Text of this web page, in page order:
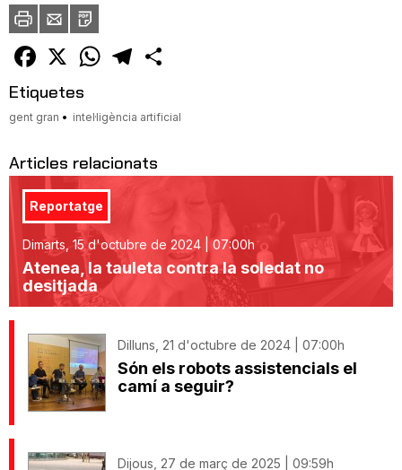
ImprimirEnvia
un
amic
PDF
Facebook
X WhatsAppTelegram
Etiquetes
gent gran intel·ligència artificial
Articles relacionats
Reportatge
Dimarts, 15 d'octubre de 2024 | 07:00h
Atenea, la tauleta contra la soledat no
desitjada
Dilluns, 21 d'octubre de 2024 | 07:00h
Són els robots assistencials el
camí a seguir?
Dijous, 27 de març de 2025 | 09:59h